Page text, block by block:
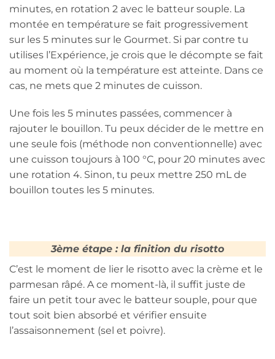
minutes, en rotation 2 avec le batteur souple. La
montée en température se fait progressivement
sur les 5 minutes sur le Gourmet. Si par contre tu
utilises l’Expérience, je crois que le décompte se fait
au moment où la température est atteinte. Dans ce
cas, ne mets que 2 minutes de cuisson.
Une fois les 5 minutes passées, commencer à
rajouter le bouillon. Tu peux décider de le mettre en
une seule fois (méthode non conventionnelle) avec
une cuisson toujours à 100 °C, pour 20 minutes avec
une rotation 4. Sinon, tu peux mettre 250 mL de
bouillon toutes les 5 minutes.
3ème étape : la finition du risotto
C’est le moment de lier le risotto avec la crème et le
parmesan râpé. A ce moment-là, il suffit juste de
faire un petit tour avec le batteur souple, pour que
tout soit bien absorbé et vérifier ensuite
l’assaisonnement (sel et poivre).